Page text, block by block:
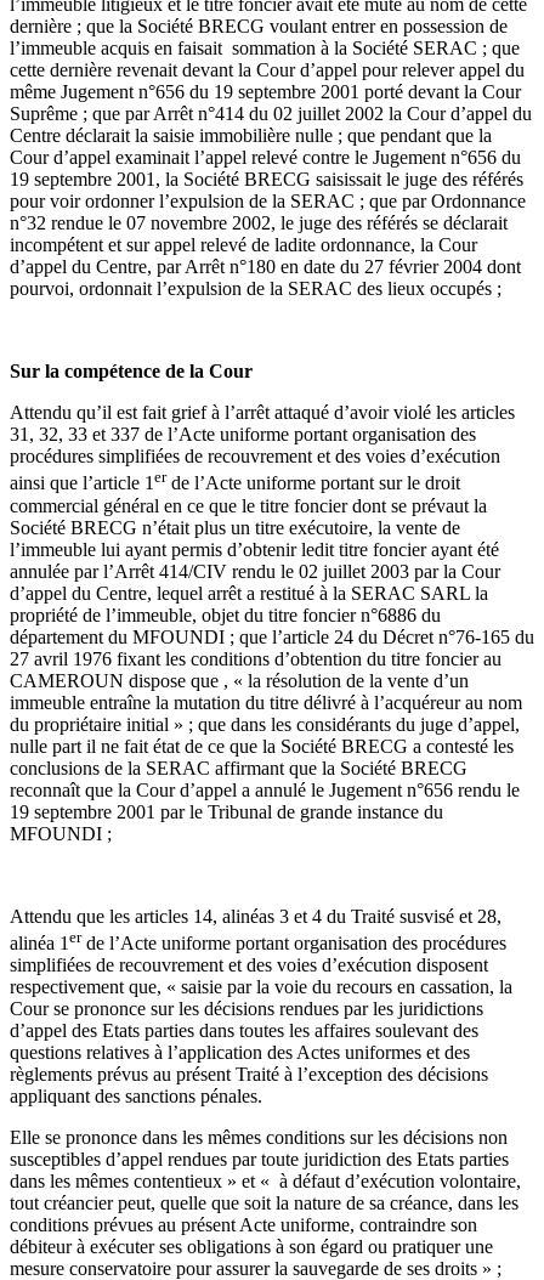
l’immeuble litigieux et le titre foncier avait été muté au nom de cette
dernière ; que la Société BRECG voulant entrer en possession de
l’immeuble acquis en faisait sommation à la Société SERAC ; que
cette dernière revenait devant la Cour d’appel pour relever appel du
même Jugement n°656 du 19 septembre 2001 porté devant la Cour
Suprême ; que par Arrêt n°414 du 02 juillet 2002 la Cour d’appel du
Centre déclarait la saisie immobilière nulle ; que pendant que la
Cour d’appel examinait l’appel relevé contre le Jugement n°656 du
19 septembre 2001, la Société BRECG saisissait le juge des référés
pour voir ordonner l’expulsion de la SERAC ; que par Ordonnance
n°32 rendue le 07 novembre 2002, le juge des référés se déclarait
incompétent et sur appel relevé de ladite ordonnance, la Cour
d’appel du Centre, par Arrêt n°180 en date du 27 février 2004 dont
pourvoi, ordonnait l’expulsion de la SERAC des lieux occupés ;
Sur la compétence de la Cour
Attendu qu’il est fait grief à l’arrêt attaqué d’avoir violé les articles
31, 32, 33 et 337 de l’Acte uniforme portant organisation des
procédures simplifiées de recouvrement et des voies d’exécution
ainsi que l’article 1erde l’Acte uniforme portant sur le droit
commercial général en ce que le titre foncier dont se prévaut la
Société BRECG n’était plus un titre exécutoire, la vente de
l’immeuble lui ayant permis d’obtenir ledit titre foncier ayant été
annulée par l’Arrêt 414/CIV rendu le 02 juillet 2003 par la Cour
d’appel du Centre, lequel arrêt a restitué à la SERAC SARL la
propriété de l’immeuble, objet du titre foncier n°6886 du
département du MFOUNDI ; que l’article 24 du Décret n°76-165 du
27 avril 1976 fixant les conditions d’obtention du titre foncier au
CAMEROUN dispose que , « la résolution de la vente d’un
immeuble entraîne la mutation du titre délivré à l’acquéreur au nom
du propriétaire initial » ; que dans les considérants du juge d’appel,
nulle part il ne fait état de ce que la Société BRECG a contesté les
conclusions de la SERAC affirmant que la Société BRECG
reconnaît que la Cour d’appel a annulé le Jugement n°656 rendu le
19 septembre 2001 par le Tribunal de grande instance du
MFOUNDI ;
Attendu que les articles 14, alinéas 3 et 4 du Traité susvisé et 28,
alinéa 1 erde l’Acte uniforme portant organisation des procédures
simplifiées de recouvrement et des voies d’exécution disposent
respectivement que, « saisie par la voie du recours en cassation, la
Cour se prononce sur les décisions rendues par les juridictions
d’appel des Etats parties dans toutes les affaires soulevant des
questions relatives à l’application des Actes uniformes et des
règlements prévus au présent Traité à l’exception des décisions
appliquant des sanctions pénales.
Elle se prononce dans les mêmes conditions sur les décisions non
susceptibles d’appel rendues par toute juridiction des Etats parties
dans les mêmes contentieux » et « à défaut d’exécution volontaire,
tout créancier peut, quelle que soit la nature de sa créance, dans les
conditions prévues au présent Acte uniforme, contraindre son
débiteur à exécuter ses obligations à son égard ou pratiquer une
mesure conservatoire pour assurer la sauvegarde de ses droits » ;